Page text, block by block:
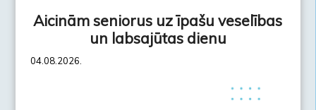
Aicinām seniorus uz īpašu veselības
un labsajūtas dienu
04.08.2026.